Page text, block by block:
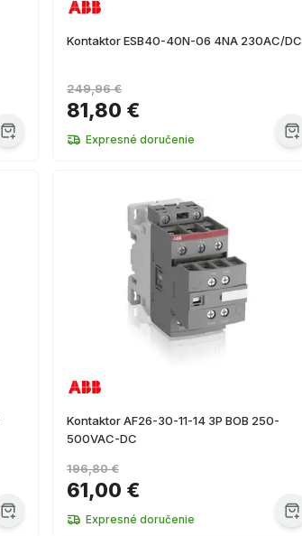
Kontaktor ESB40-40N-06 4NA 230AC/DC
81,80 €
249,96 €
Expresné doručenie
Kontaktor AF26-30-11-14 3P BOB 250-
500VAC-DC
61,00 €
196,80 €
Expresné doručenie